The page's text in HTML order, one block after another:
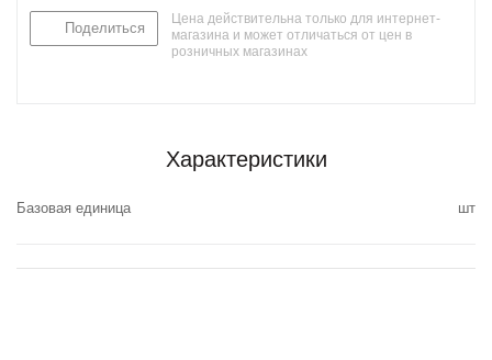
Поделиться
Цена действительна только для интернет-
магазина и может отличаться от цен в
розничных магазинах
Характеристики
Базовая единица шт